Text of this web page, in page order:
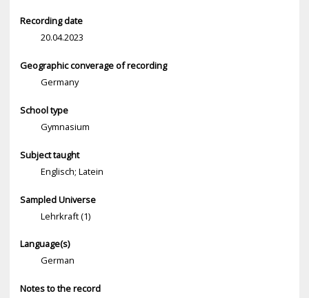
Recording date
20.04.2023
Geographic converage of recording
Germany
School type
Gymnasium
Subject taught
Englisch; Latein
Sampled Universe
Lehrkraft (1)
Language(s)
German
Notes to the record